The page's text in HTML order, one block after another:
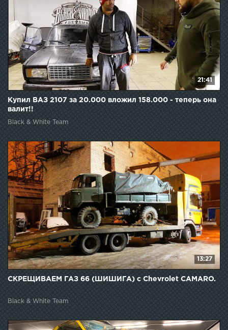
21:41
Купил ВАЗ 2107 за 20.000 вложил 158.000 - теперь она
валит!!
Black & White Team
13:27
СКРЕЩИВАЕМ ГАЗ 66 (ШИШИГА) с Chevrolet CAMARO.
Black & White Team